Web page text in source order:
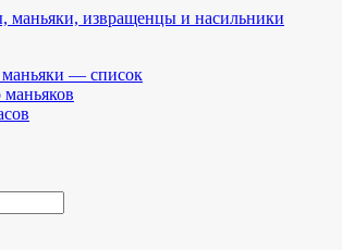
извращенцы и насильники
— список